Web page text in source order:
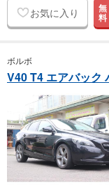
お気に入り 無
料
ボルボ
V40 T4 エアバック